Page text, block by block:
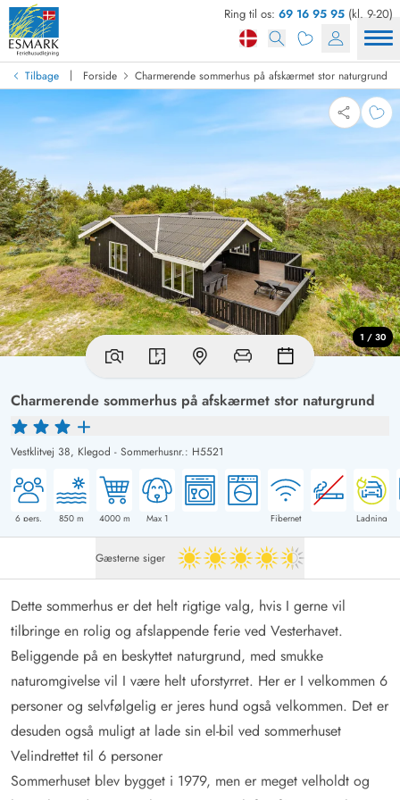
Ring til os: 69 16 95 95 (kl. 9-20)
Tilbage | Forside Charmerende sommerhus på afskærmet stor naturgrund
Charmerende sommerhus på afskærmet stor naturgrund
Vestklitvej 38, Klegod - Sommerhusnr.: H5521
6 pers. 850 m 4000m Max 1 Fibernet Ladning
1 / 30
Gæsterne siger 4.5 ud af 5
Dette sommerhus er det helt rigtige valg, hvis I gerne vil
tilbringe en rolig og afslappende ferie ved Vesterhavet.
Beliggende på en beskyttet naturgrund, med smukke
naturomgivelse vil I være helt uforstyrret. Her er I velkommen 6
personer og selvfølgelig er jeres hund også velkommen. Det er
desuden også muligt at lade sin el-bil ved sommerhuset
Velindrettet til 6 personer
Sommerhuset blev bygget i 1979, men er meget velholdt og